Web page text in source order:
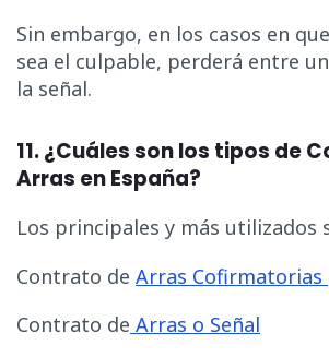
Sin embargo, en los casos en
sea el culpable, perderá entre
la señal.
11.¿Cuáles son los tipos de
Arras en España?
Los principales y más utilizados
Contrato de Arras Cofirmatorias
Contrato de Arras o Señal